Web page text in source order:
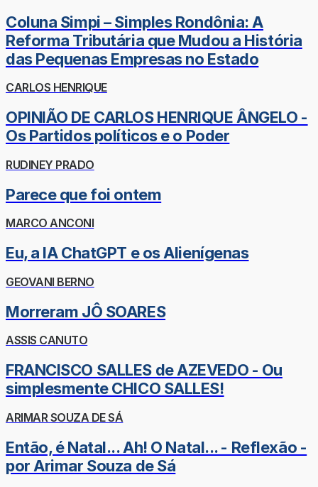
Coluna Simpi – Simples Rondônia: A
Reforma Tributária que Mudou a História
das Pequenas Empresas no Estado
CARLOS HENRIQUE
OPINIÃO DE CARLOS HENRIQUE ÂNGELO -
Os Partidos políticos e o Poder
RUDINEY PRADO
Parece que foi ontem
MARCO ANCONI
Eu, a IA ChatGPT e os Alienígenas
GEOVANI BERNO
Morreram JÔ SOARES
ASSIS CANUTO
FRANCISCO SALLES de AZEVEDO - Ou
simplesmente CHICO SALLES!
ARIMAR SOUZA DE SÁ
Então, é Natal... Ah! O Natal... - Reflexão -
por Arimar Souza de Sá